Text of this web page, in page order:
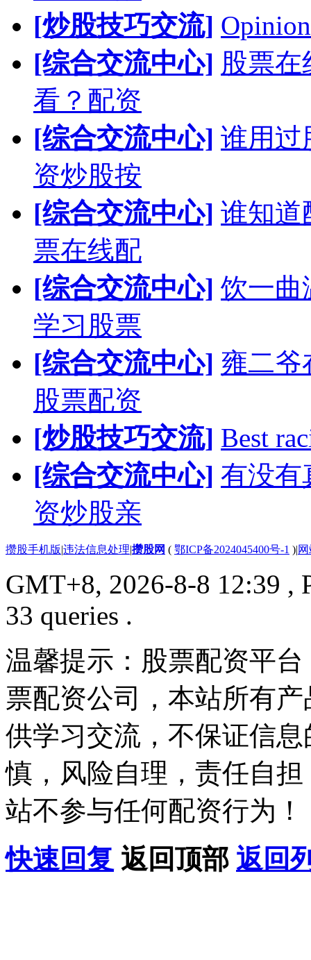
[炒股技巧交流]
[综合交流中心] 股票
看？配资
[综合交流中心] 谁用过
资炒股按
[综合交流中心] 谁知道
票在线配
[综合交流中心] 饮一曲
学习股票
[综合交流中心] 雍二爷
股票配资
[炒股技巧交流] Best
[综合交流中心] 有没有
资炒股亲
攒股手机版|违法信息处理|攒股网 ( 鄂ICP备2024045400号-1 )|
GMT+8, 2026-8-8 12:39 ,
33 queries .
温馨提示：股票配资平
票配资公司，本站所有
供学习交流，不保证信
慎，风险自理，责任自
站不参与任何配资行为！
快速回复 返回顶部 返回